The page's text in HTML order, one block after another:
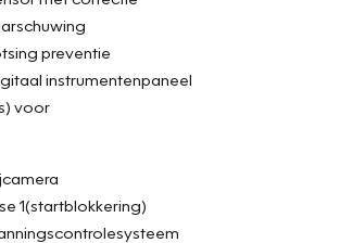
preventie
instrumentenpaneel
voor
1(startblokkering)